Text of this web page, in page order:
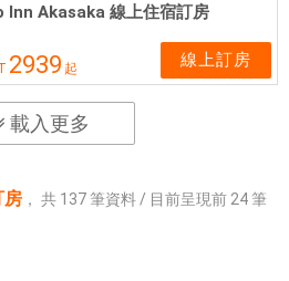
Inn Akasaka 線上住宿訂房
2939 起 線上訂房
載入更多
房 ， 共 137 筆資料 / 目前呈現前 24 筆